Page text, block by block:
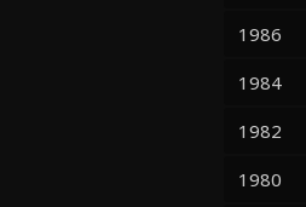
1986
1984
1982
1980